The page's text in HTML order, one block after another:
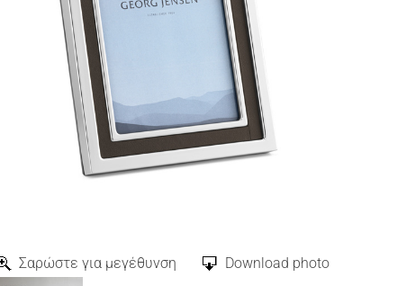
Σαρώστε για μεγέθυνση Download photo